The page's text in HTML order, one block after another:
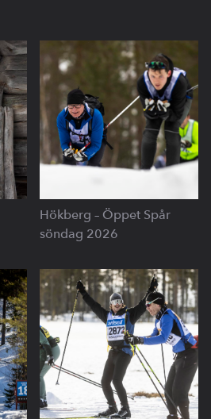
Hökberg – Öppet Spår
söndag 2026